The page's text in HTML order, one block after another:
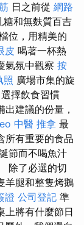
日之前從 網路
糖和無麩質百吉
位，用精美的
皮 喝著一杯熱
氣氛中觀察 按
照 廣場市集的旋
選擇飲食習慣
建議的份量，
中醫 推拿 最
所有重要的食品
節而不喝魚汁
除了必選的切
羊腿和整隻烤鵝
證 公司登記 準
上將有什麼節日